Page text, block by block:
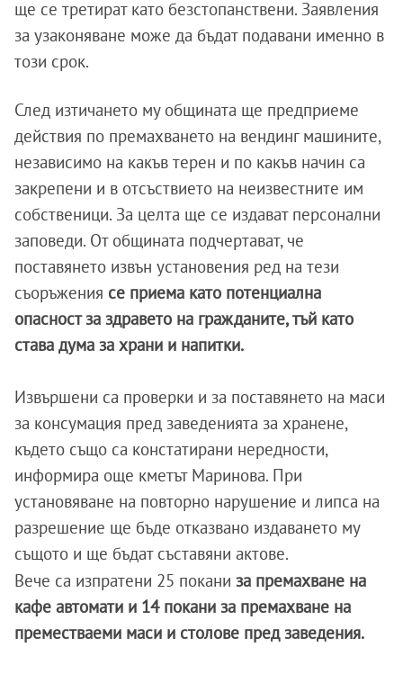
ще се третират като безстопанствени. Заявления
за узаконяване може да бъдат подавани именно в
този срок.
След изтичането му общината ще предприеме
действия по премахването на вендинг машините,
независимо на какъв терен и по какъв начин са
закрепени и в отсъствието на неизвестните им
собственици. За целта ще се издават персонални
заповеди. От общината подчертават, че
поставянето извън установения ред на тези
съоръжения се приема като потенциална
опасност за здравето на гражданите, тъй като
става дума за храни и напитки.
Извършени са проверки и за поставянето на маси
за консумация пред заведенията за хранене,
където също са констатирани нередности,
информира още кметът Маринова. При
установяване на повторно нарушение и липса на
разрешение ще бъде отказвано издаването му
същото и ще бъдат съставяни актове.
Вече са изпратени 25 покани за премахване на
кафе автомати и 14 покани за премахване на
преместваеми маси и столове пред заведения.